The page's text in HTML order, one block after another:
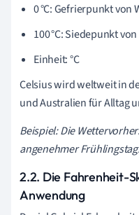
0 °C: Gefrierpunkt von
100 °C: Siedepunkt
Einheit: °C
Celsius wird weltweit in
und Australien für Alltag
Beispiel: Die
angenehmer Frühlingstag.
2.2. Die Fahrenheit-
Anwendung